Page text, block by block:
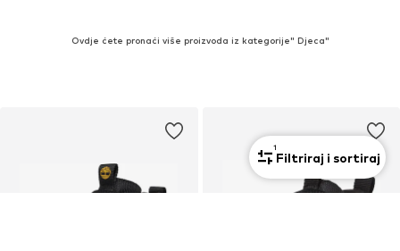
Ovdje ćete pronaći više proizvoda iz kategorije" Djeca"
1
Filtriraj i sortiraj